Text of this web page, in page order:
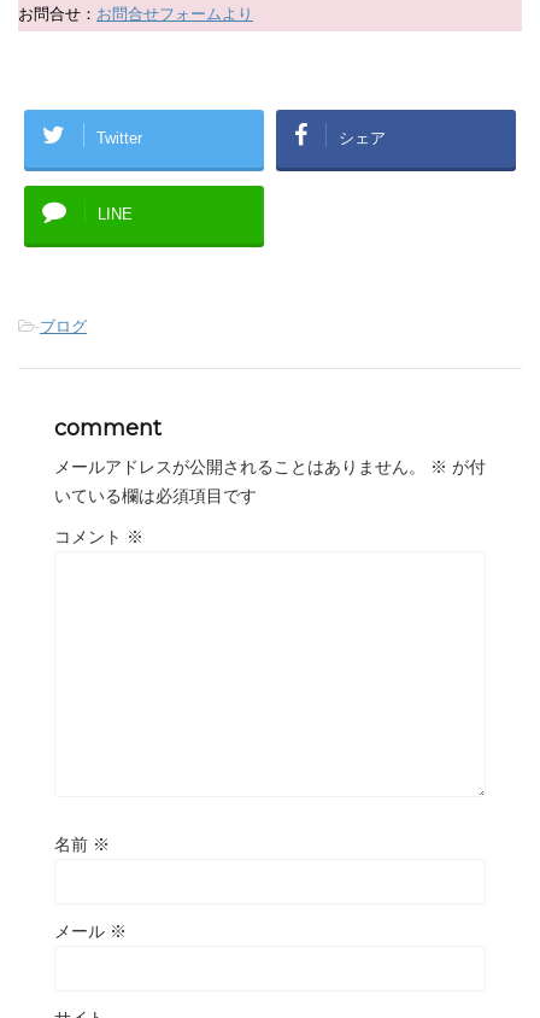
お問合せ： お問合せフォームより
Twitter シェア
LINE
-ブログ
comment
メールアドレスが公開されることはありません。 ※ が付
いている欄は必須項目です
コメント ※
名前 ※
メール ※